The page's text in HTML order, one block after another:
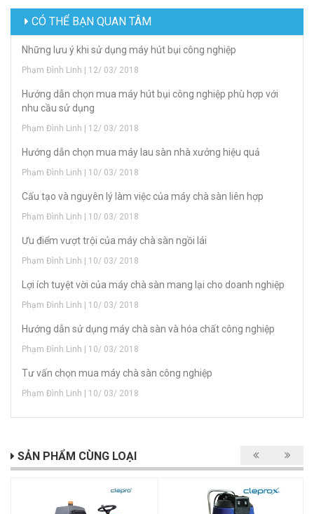
CÓ THỂ BẠN QUAN TÂM
Những lưu ý khi sử dụng máy hút bụi công nghiệp
Phạm Đình Linh | 12/ 03/ 2018
Hướng dẫn chọn mua máy hút bụi công nghiệp phù hợp với
nhu cầu sử dụng
Phạm Đình Linh | 12/ 03/ 2018
Hướng dẫn chọn mua máy lau sàn nhà xưởng hiệu quả
Phạm Đình Linh | 10/ 03/ 2018
Cấu tạo và nguyên lý làm việc của máy chà sàn liên hợp
Phạm Đình Linh | 10/ 03/ 2018
Ưu điểm vượt trội của máy chà sàn ngồi lái
Phạm Đình Linh | 10/ 03/ 2018
Lợi ích tuyệt vời của máy chà sàn mang lại cho doanh nghiệp
Phạm Đình Linh | 10/ 03/ 2018
Hướng dẫn sử dụng máy chà sàn và hóa chất công nghiệp
Phạm Đình Linh | 10/ 03/ 2018
Tư vấn chọn mua máy chà sàn công nghiệp
Phạm Đình Linh | 10/ 03/ 2018
SẢN PHẨM CÙNG LOẠI